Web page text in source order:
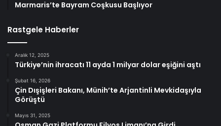
Marmaris’te Bayram Coşkusu Başlıyor
Rastgele Haberler
Aralık 12, 2025
Türkiye’nin ihracatı 11 ayda 1 milyar dolar eşiğini aştı
Şubat 16, 2026
Çin Dışişleri Bakanı, Münih’te Arjantinli Mevkidaşıyla
Görüştü
Mayıs 31, 2025